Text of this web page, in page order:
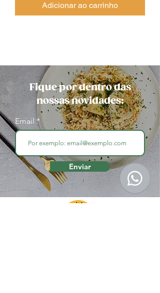
Adicionar ao carrinho
Fique por dentro das
nossas novidades:
Email
Enviar